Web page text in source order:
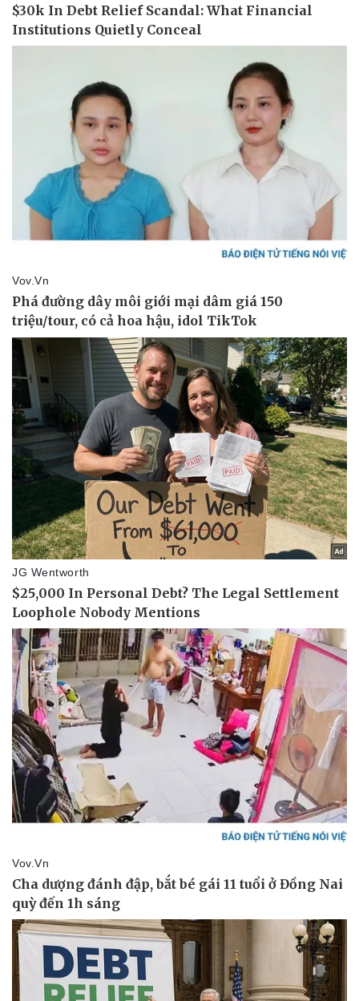
Bóng đá
Lịch thi đấu bóng đá
Thế giới thể thao
eSports
Hậu trường
Xe máy
Tư vấn